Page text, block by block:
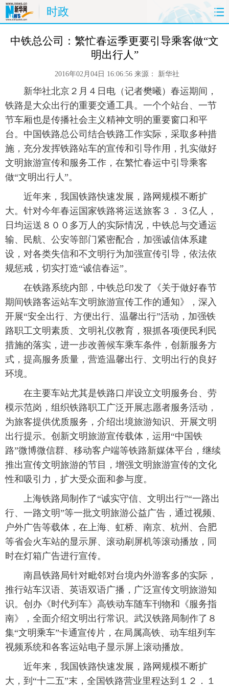
时政
首页 时政 国际 财经
时尚 思客 地方 法治
港澳 台湾 华人 汽车
科技 能源 房产 公司
图片 视频 彩票 食品
旅游 健康 信息化 数据
金融 公益 军事 无人机
富媒体 摄影 新华广播
新华电视中文 新华电视英文
中铁总公司：繁忙春运季更要引导乘客做“文
明出行人”
2016年02月04日 16:06:56 来源： 新华社
新华社北京２月４日电（记者樊曦）春运期间，
铁路是大众出行的重要交通工具。一个个站台、一节
节车厢也是传播社会主义精神文明的重要窗口和平
台。中国铁路总公司结合铁路工作实际，采取多种措
施，充分发挥铁路站车的宣传和引导作用，扎实做好
文明旅游宣传和服务工作，在繁忙春运中引导乘客
做“文明出行人”。
近年来，我国铁路快速发展，路网规模不断扩
大。针对今年春运国家铁路将运送旅客３．３亿人，
日均运送８００多万人的实际情况，中铁总与交通运
输、民航、公安等部门紧密配合，加强诚信体系建
设，对各类失信和不文明行为加强宣传引导，依法依
规惩戒，切实打造“诚信春运”。
在铁路系统内部，中铁总印发了《关于做好春节
期间铁路客运站车文明旅游宣传工作的通知》，深入
开展“安全出行、方便出行、温馨出行”活动，加强铁
路职工文明素质、文明礼仪教育，狠抓各项便民利民
措施的落实，进一步改善候车乘车条件，创新服务方
式，提高服务质量，营造温馨出行、文明出行的良好
环境。
在主要车站尤其是铁路口岸设立文明服务台、劳
模示范岗，组织铁路职工广泛开展志愿者服务活动，
为旅客提供优质服务，介绍出境旅游知识、开展文明
出行提示。创新文明旅游宣传载体，运用“中国铁
路”微博微信群、移动客户端等铁路新媒体平台，继续
推出宣传文明旅游的节目，增强文明旅游宣传的文化
性和吸引力，扩大受众面和参与度。
上海铁路局制作了“诚实守信、文明出行”“一路出
行、一路文明”等一批文明旅游公益广告，通过视频、
户外广告等载体，在上海、虹桥、南京、杭州、合肥
等省会火车站的显示屏、滚动刷屏机等滚动播放，同
时在灯箱广告进行宣传。
南昌铁路局针对毗邻对台境内外游客多的实际，
推行站车汉语、英语双语广播，广泛宣传文明旅游知
识。创办《时代列车》高铁动车随车刊物和《服务指
南》，全面介绍文明出行常识。武汉铁路局制作了８
集“文明乘车”卡通宣传片，在局属高铁、动车组列车
视频系统和各客运站电子显示屏上滚动播放。
近年来，我国铁路快速发展，路网规模不断扩
大，到“十二五”末，全国铁路营业里程达到１２．１